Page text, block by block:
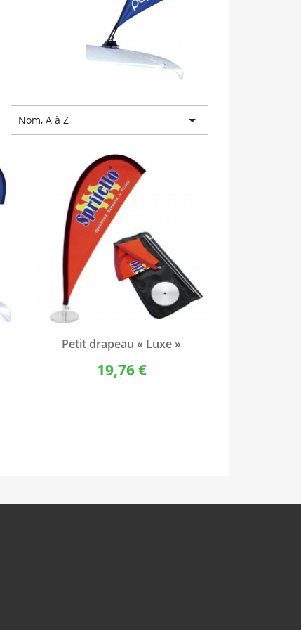
Nom, A à Z 
Aperçu rapide
Petit drapeau « Luxe »
19,76 €